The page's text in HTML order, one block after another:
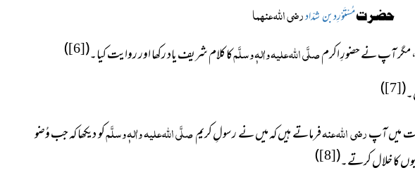
حضرتمُسْتَوْرِدبن شدّادرضی اللہ عنہما
مگر آپ نے حضورِ اکرمصلَّی اللہ علیہ واٰلہٖ وسلَّمکا کلام شریف یاد رکھا اور روایت کیا۔(
[6]
)
(
[7]
)
میں آپرضی اللہ عنہفرماتے ہیں کہ میں نے رسولِ کریمصلَّی اللہ علیہ واٰلہٖ وسلَّمکو دیکھا کہ جب وُضو
کا خلال کرتے۔(
[8]
)